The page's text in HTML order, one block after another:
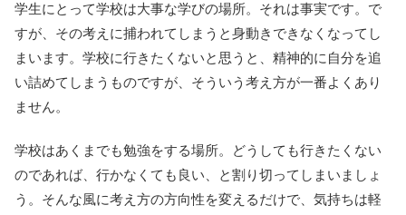
学生にとって学校は大事な学びの場所。それは事実です。で
すが、その考えに捕われてしまうと身動きできなくなってし
まいます。学校に行きたくないと思うと、精神的に自分を追
い詰めてしまうものですが、そういう考え方が一番よくあり
ません。
学校はあくまでも勉強をする場所。どうしても行きたくない
のであれば、行かなくても良い、と割り切ってしまいましょ
う。そんな風に考え方の方向性を変えるだけで、気持ちは軽